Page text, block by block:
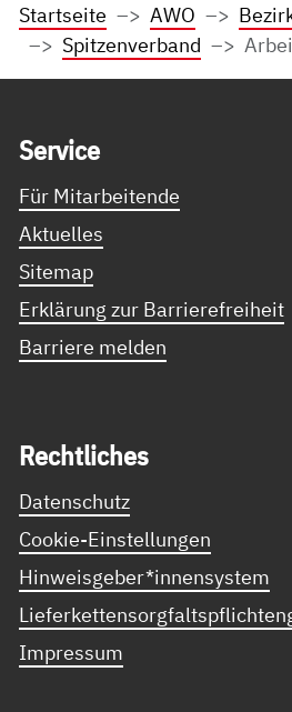
Startseite
AWO
Spitzenverband
Ser­vice
Für Mitarbeitende
Aktuelles
Sitemap
Erklärung zur Barrierefreiheit
Barriere melden
Recht­li­ches
Datenschutz
Cookie-Einstellungen
Hinweisgeber*innensystem
Impressum